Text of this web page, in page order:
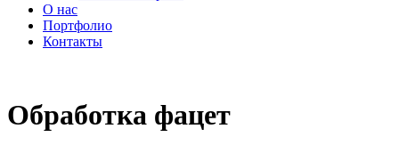
О нас
Портфолио
Контакты
Обработка фацет